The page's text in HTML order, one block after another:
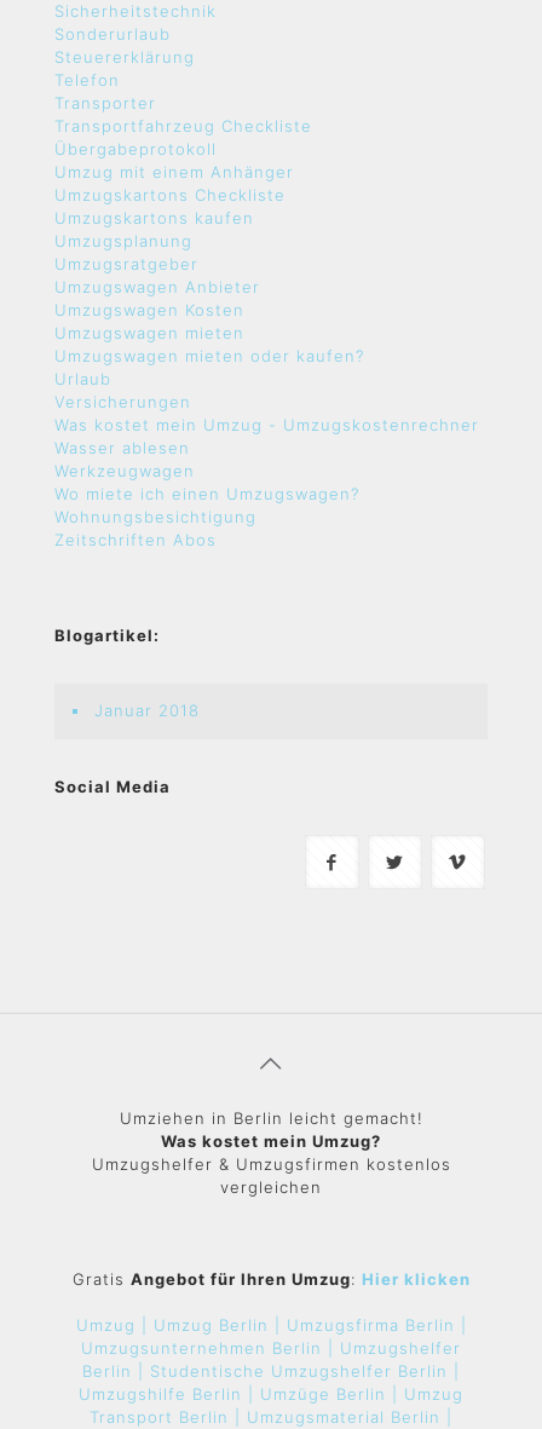
Sicherheitstechnik
Sonderurlaub
Steuererklärung
Telefon
Transporter
Transportfahrzeug Checkliste
Übergabeprotokoll
Umzug mit einem Anhänger
Umzugskartons Checkliste
Umzugskartons kaufen
Umzugsplanung
Umzugsratgeber
Umzugswagen Anbieter
Umzugswagen Kosten
Umzugswagen mieten
Umzugswagen mieten oder kaufen?
Urlaub
Versicherungen
Was kostet mein Umzug - Umzugskostenrechner
Wasser ablesen
Werkzeugwagen
Wo miete ich einen Umzugswagen?
Wohnungsbesichtigung
Zeitschriften Abos
Blogartikel:
Januar 2018
Social Media
Umziehen in Berlin leicht gemacht!
Was kostet mein Umzug?
Umzugshelfer & Umzugsfirmen kostenlos
vergleichen
Gratis Angebot für Ihren Umzug: Hier klicken
Umzug | Umzug Berlin |
Umzugsfirma Berlin |
Umzugsunternehmen Berlin | Umzugshelfer
Berlin | Studentische Umzugshelfer Berlin |
Umzugshilfe Berlin | Umzüge Berlin | Umzug
Transport Berlin | Umzugsmaterial Berlin |